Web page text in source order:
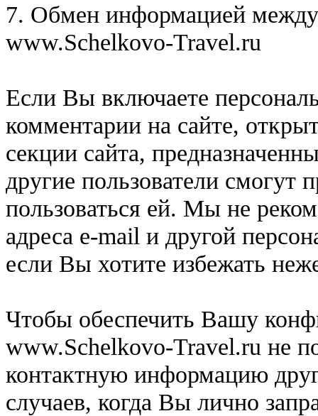
7. Обмен информацией между
www.Schelkovo-Travel.ru
Если Вы включаете
комментарии на сайте,
секции сайта,
другие пользователи
пользоваться ей. Мы не
адреса e-mail и другой
если Вы хотите избежать
Чтобы обеспечить Вашу
www.Schelkovo-Travel.ru не
контактную информацию
случаев, когда Вы лично